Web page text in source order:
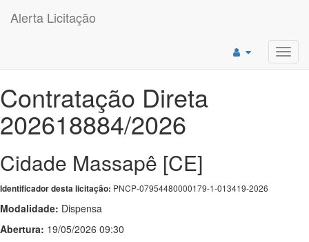
Alerta Licitação
Contratação Direta
202618884/2026
Cidade Massapê [CE]
Identificador desta licitação: PNCP-07954480000179-1-013419-2026
Modalidade: Dispensa
Abertura: 19/05/2026 09:30